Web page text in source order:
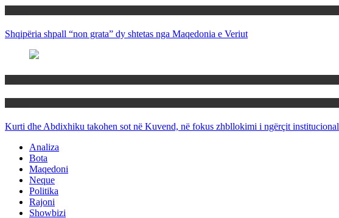
Shqipëria shpall “non grata” dy shtetas nga Maqedonia e Veriut
Kurti dhe Abdixhiku takohen sot në Kuvend, në fokus zhbllokimi i ngërçit institucional
Analiza
Bota
Maqedoni
Neque
Politika
Rajoni
Showbizi